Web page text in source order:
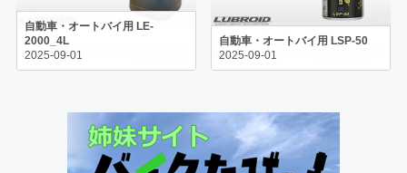
自動車・オートバイ用 LE-
2000_4L
2025-09-01
自動車・オートバイ用 LSP-50
2025-09-01